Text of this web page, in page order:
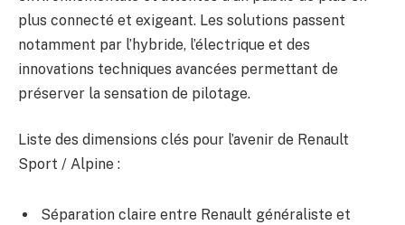
plus connecté et exigeant. Les solutions passent
notamment par l’hybride, l’électrique et des
innovations techniques avancées permettant de
préserver la sensation de pilotage.
Liste des dimensions clés pour l’avenir de Renault
Sport / Alpine :
Séparation claire entre Renault généraliste et